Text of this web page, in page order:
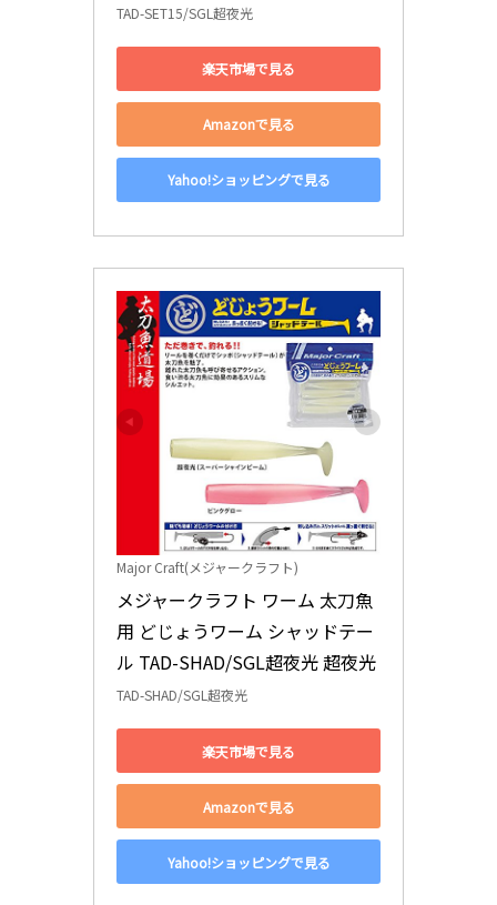
TAD-SET15/SGL超夜光
楽天市場で見る
Amazonで見る
Yahoo!ショッピングで見る
Major Craft(メジャークラフト)
メジャークラフト ワーム 太刀魚
用 どじょうワーム シャッドテー
ル TAD-SHAD/SGL超夜光 超夜光
TAD-SHAD/SGL超夜光
楽天市場で見る
Amazonで見る
Yahoo!ショッピングで見る